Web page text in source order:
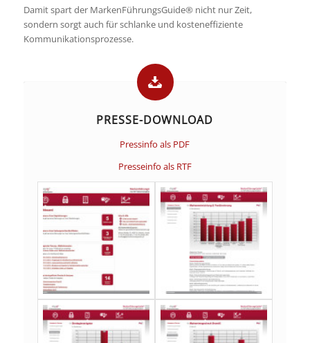
Damit spart der MarkenFührungsGuide® nicht nur Zeit,
sondern sorgt auch für schlanke und kosteneffiziente
Kommunikationsprozesse.
PRESSE-DOWNLOAD
Pressinfo als PDF
Presseinfo als RTF